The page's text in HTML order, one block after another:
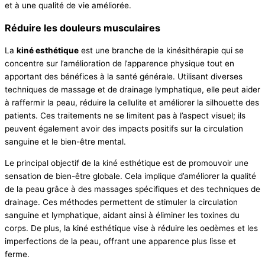
et à une qualité de vie améliorée.
Réduire les douleurs musculaires
La kiné esthétique est une branche de la kinésithérapie qui se
concentre sur l’amélioration de l’apparence physique tout en
apportant des bénéfices à la santé générale. Utilisant diverses
techniques de massage et de drainage lymphatique, elle peut aider
à raffermir la peau, réduire la cellulite et améliorer la silhouette des
patients. Ces traitements ne se limitent pas à l’aspect visuel; ils
peuvent également avoir des impacts positifs sur la circulation
sanguine et le bien-être mental.
Le principal objectif de la kiné esthétique est de promouvoir une
sensation de bien-être globale. Cela implique d’améliorer la qualité
de la peau grâce à des massages spécifiques et des techniques de
drainage. Ces méthodes permettent de stimuler la circulation
sanguine et lymphatique, aidant ainsi à éliminer les toxines du
corps. De plus, la kiné esthétique vise à réduire les oedèmes et les
imperfections de la peau, offrant une apparence plus lisse et
ferme.